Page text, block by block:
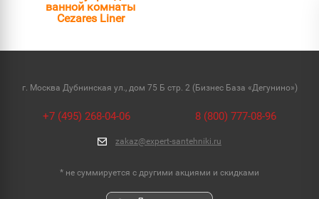
ванной комнаты
Cezares Liner
г. Москва Дубнинская ул., дом 75 Б стр. 2 (Бизнес База «Дегунино»)
+7 (495) 268-04-06 8 (800) 777-08-96
zakaz@expert-santehniki.ru
* не суммируется с другими акциями и скидками